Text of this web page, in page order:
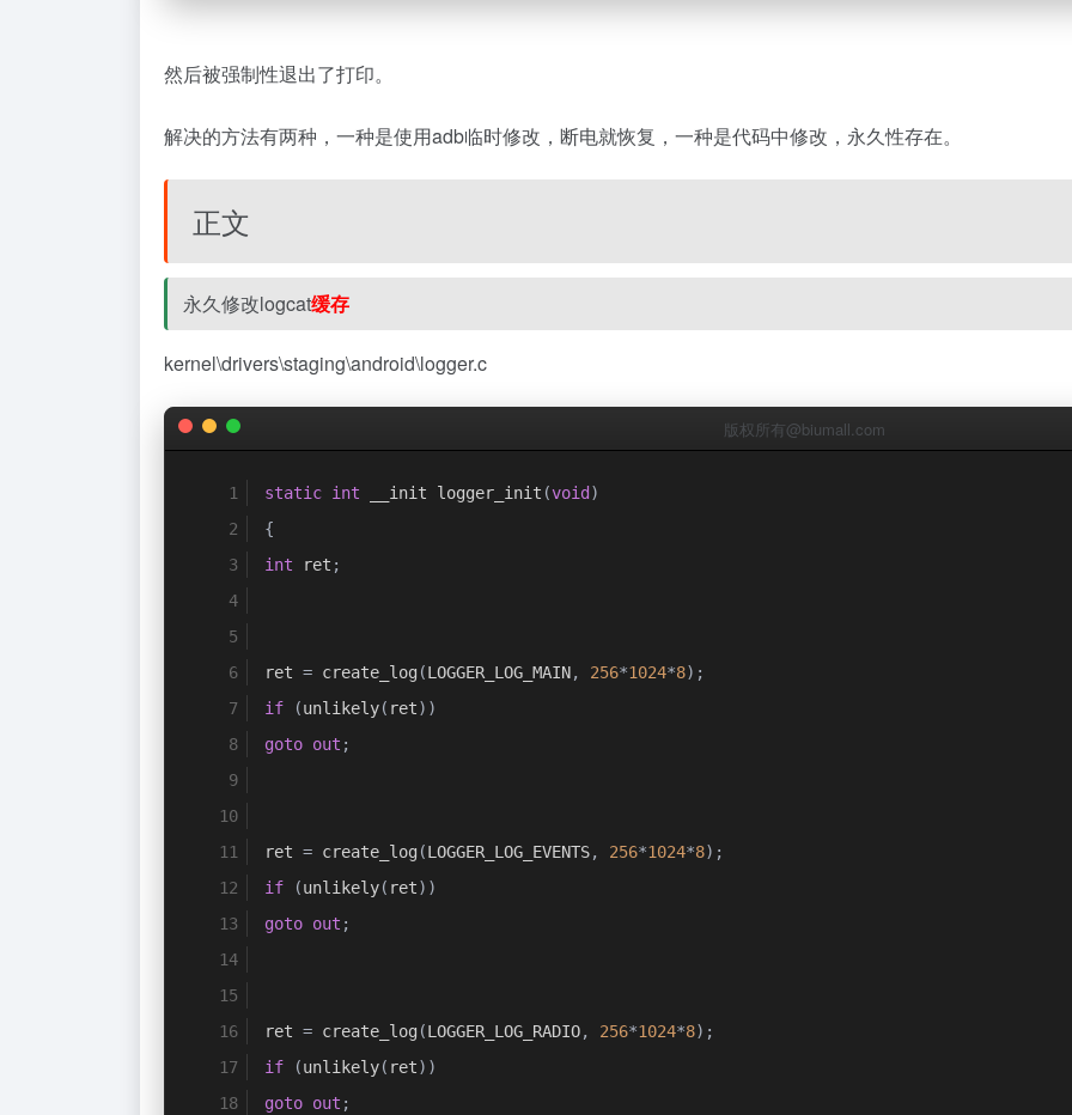
然后被强制性退出了打印。
解决的方法有两种，一种是使用adb临时修改，断电就恢复，一种是代码中修改，永久性存在。
正文
永久修改logcat缓存
kernel\drivers\staging\android\logger.c
版权所有@biumall.com
static int __init logger_init (void )
{
int ret ;
ret = create_log (LOGGER_LOG_MAIN, 256*1024*8);
if
(unlikely( ret))
goto out ;
ret = create_log (LOGGER_LOG_EVENTS, 256*1024*8);
if
(unlikely( ret))
goto out ;
ret = create_log (LOGGER_LOG_RADIO, 256*1024*8);
if
(unlikely( ret))
goto out ;